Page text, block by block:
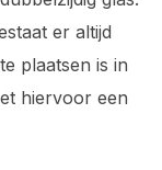
er altijd
plaatsen is in
hiervoor een